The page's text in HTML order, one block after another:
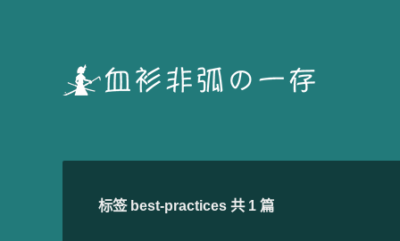
标签 best-practices 共 1 篇